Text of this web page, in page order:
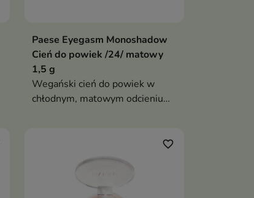
Paese Eyegasm Monoshadow
Cień do powiek /24/ matowy
1,5 g
Wegański cień do powiek w
chłodnym, matowym odcieniu
sprawdza się do konturowania
oka oraz przyciemniania linii rzęs
favorite_border